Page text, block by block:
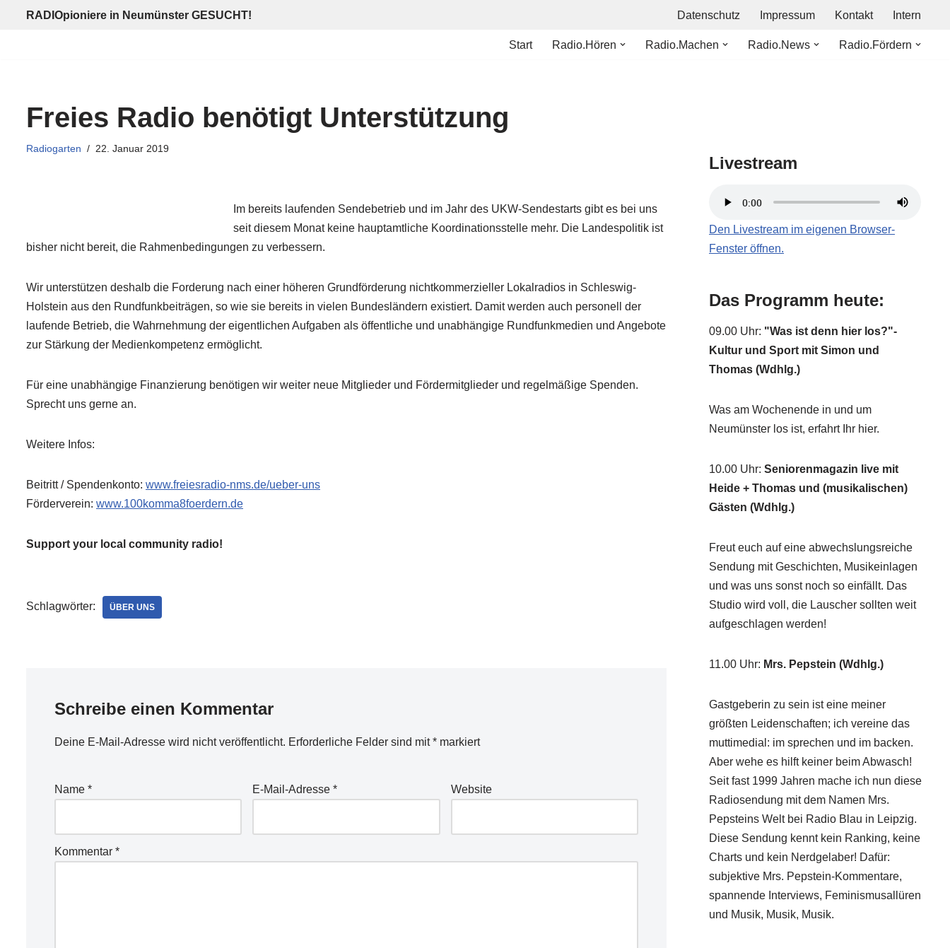
RADIOpioniere in Neumünster GESUCHT! Datenschutz Impressum Kontakt Intern
Start Radio.Hören Radio.Machen Radio.News Radio.Fördern
Freies Radio benötigt Unterstützung
Radiogarten 22. Januar 2019
Im bereits laufenden Sendebetrieb und im Jahr des UKW-Sendestarts gibt es bei uns
seit diesem Monat keine hauptamtliche Koordinationsstelle mehr. Die Landespolitik ist
bisher nicht bereit, die Rahmenbedingungen zu verbessern.
Wir unterstützen deshalb die Forderung nach einer höheren Grundförderung nichtkommerzieller Lokalradios in Schleswig-
Holstein aus den Rundfunkbeiträgen, so wie sie bereits in vielen Bundesländern existiert. Damit werden auch personell der
laufende Betrieb, die Wahrnehmung der eigentlichen Aufgaben als öffentliche und unabhängige Rundfunkmedien und Angebote
zur Stärkung der Medienkompetenz ermöglicht.
Für eine unabhängige Finanzierung benötigen wir weiter neue Mitglieder und Fördermitglieder und regelmäßige Spenden.
Sprecht uns gerne an.
Weitere Infos:
Beitritt / Spendenkonto: www.freiesradio-nms.de/ueber-uns
Förderverein: www.100komma8foerdern.de
Support your local community radio!
Schlagwörter: ÜBER UNS
Schreibe einen Kommentar
Deine E-Mail-Adresse wird nicht veröffentlicht. Erforderliche Felder sind mit* markiert
Name * E-Mail-Adresse* Website
Kommentar *
Livestream
Den Livestream im eigenen Browser-
Fenster öffnen.
Das Programm heute:
09.00 Uhr: "Was ist denn hier los?"-
Kultur und Sport mit Simon und
Thomas (Wdhlg.)
Was am Wochenende in und um
Neumünster los ist, erfahrt Ihr hier.
10.00 Uhr: Seniorenmagazin live mit
Heide + Thomas und (musikalischen)
Gästen (Wdhlg.)
Freut euch auf eine abwechslungsreiche
Sendung mit Geschichten, Musikeinlagen
und was uns sonst noch so einfällt. Das
Studio wird voll, die Lauscher sollten weit
aufgeschlagen werden!
11.00 Uhr: Mrs. Pepstein (Wdhlg.)
Gastgeberin zu sein ist eine meiner
größten Leidenschaften; ich vereine das
muttimedial: im sprechen und im backen.
Aber wehe es hilft keiner beim Abwasch!
Seit fast 1999 Jahren mache ich nun diese
Radiosendung mit dem Namen Mrs.
Pepsteins Welt bei Radio Blau in Leipzig.
Diese Sendung kennt kein Ranking, keine
Charts und kein Nerdgelaber! Dafür:
subjektive Mrs. Pepstein-Kommentare,
spannende Interviews, Feminismusallüren
und Musik, Musik, Musik.